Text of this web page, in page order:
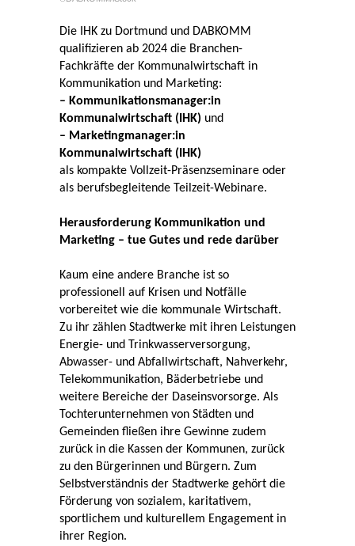
Die IHK zu Dortmund und DABKOMM
qualifizieren ab 2024 die Branchen-
Fachkräfte der Kommunalwirtschaft in
Kommunikation und Marketing:
– Kommunikationsmanager:in
Kommunalwirtschaft (IHK) und
– Marketingmanager:in
Kommunalwirtschaft (IHK)
als kompakte Vollzeit-Präsenzseminare oder
als berufsbegleitende Teilzeit-Webinare.
Herausforderung Kommunikation und
Marketing – tue Gutes und rede darüber
Kaum eine andere Branche ist so
professionell auf Krisen und Notfälle
vorbereitet wie die kommunale Wirtschaft.
Zu ihr zählen Stadtwerke mit ihren Leistungen
Energie- und Trinkwasserversorgung,
Abwasser- und Abfallwirtschaft, Nahverkehr,
Telekommunikation, Bäderbetriebe und
weitere Bereiche der Daseinsvorsorge. Als
Tochterunternehmen von Städten und
Gemeinden fließen ihre Gewinne zudem
zurück in die Kassen der Kommunen, zurück
zu den Bürgerinnen und Bürgern. Zum
Selbstverständnis der Stadtwerke gehört die
Förderung von sozialem, karitativem,
sportlichem und kulturellem Engagement in
ihrer Region.